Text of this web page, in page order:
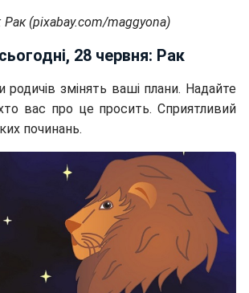
Рак (pixabay.com/maggyona)
28 червня: Рак
родичів змінять ваші плани. Надайте
вас про це просить. Сприятливий
починань.